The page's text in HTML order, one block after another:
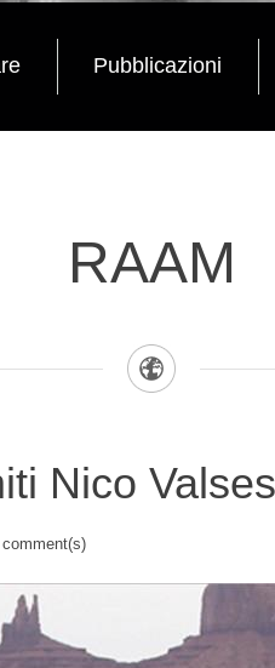
Pubblicazioni
RAAM
Nico